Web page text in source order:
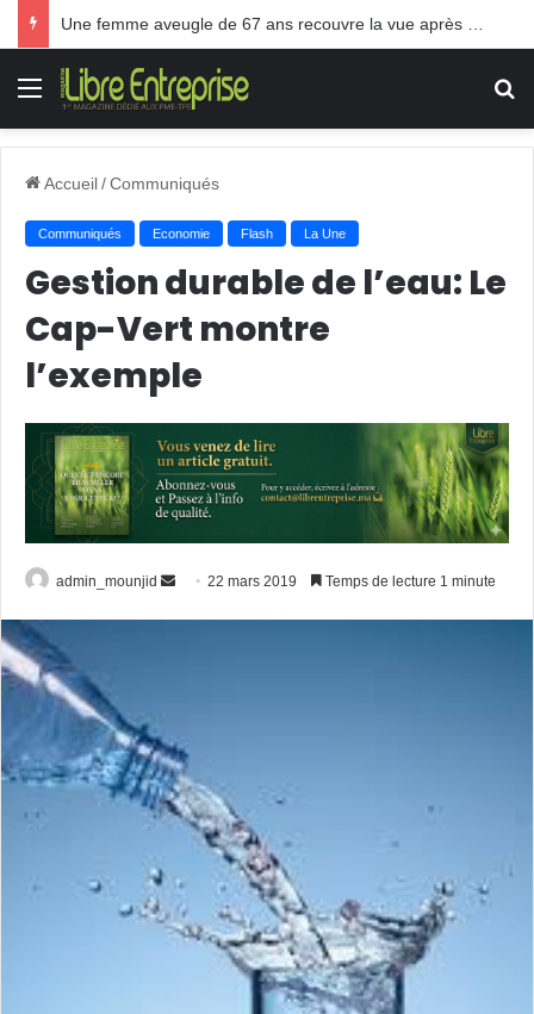
Menu
Accueil/Communiqués
Communiqués Economie Flash La Une
Gestion durable de l’eau: Le
Cap-Vert montre
l’exemple
admin_mounjid
r
u
n
u
r
22 mars 2019 Temps de lecture 1 minute